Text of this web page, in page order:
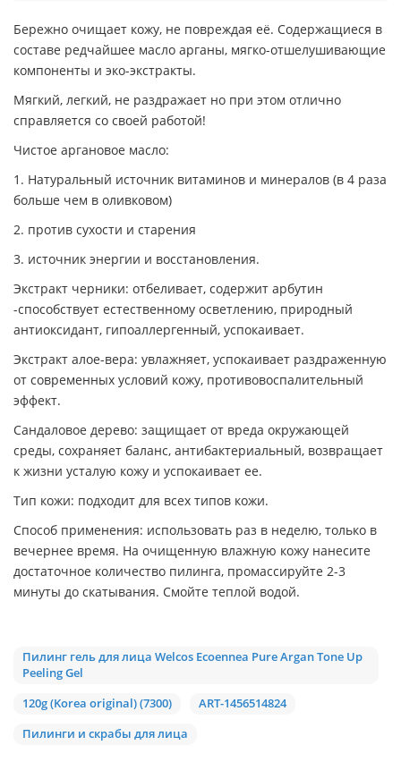
Бережно очищает кожу, не повреждая её. Содержащиеся в
составе редчайшее масло арганы, мягко-отшелушивающие
компоненты и эко-экстракты.
Мягкий, легкий, не раздражает но при этом отлично
справляется со своей работой!
Чистое аргановое масло:
1. Натуральный источник витаминов и минералов (в 4 раза
больше чем в оливковом)
2. против сухости и старения
3. источник энергии и восстановления.
Экстракт черники: отбеливает, содержит арбутин
-способствует естественному осветлению, природный
антиоксидант, гипоаллергенный, успокаивает.
Экстракт алое-вера: увлажняет, успокаивает раздраженную
от современных условий кожу, противовоспалительный
эффект.
Сандаловое дерево: защищает от вреда окружающей
среды, сохраняет баланс, антибактериальный, возвращает
к жизни усталую кожу и успокаивает ее.
Тип кожи: подходит для всех типов кожи.
Способ применения: использовать раз в неделю, только в
вечернее время. На очищенную влажную кожу нанесите
достаточное количество пилинга, промассируйте 2-3
минуты до скатывания. Смойте теплой водой.
Пилинг гель для лица Welcos Ecoennea Pure Argan Tone Up
Peeling Gel
120g (Korea original) (7300)
ART-1456514824
Пилинги и скрабы для лица